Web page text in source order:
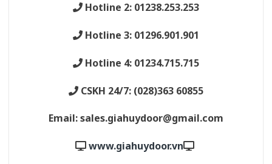
Hotline 2: 01238.253.253
Hotline 3: 01296.901.901
Hotline 4: 01234.715.715
CSKH 24/7: (028)363 60855
Email: sales.giahuydoor@gmail.com
www.giahuydoor.vn